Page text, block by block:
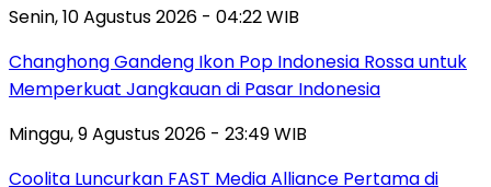
Senin, 10 Agustus 2026 - 04:22 WIB
Changhong Gandeng Ikon Pop Indonesia Rossa untuk
Memperkuat Jangkauan di Pasar Indonesia
Minggu, 9 Agustus 2026 - 23:49 WIB
Coolita Luncurkan FAST Media Alliance Pertama di